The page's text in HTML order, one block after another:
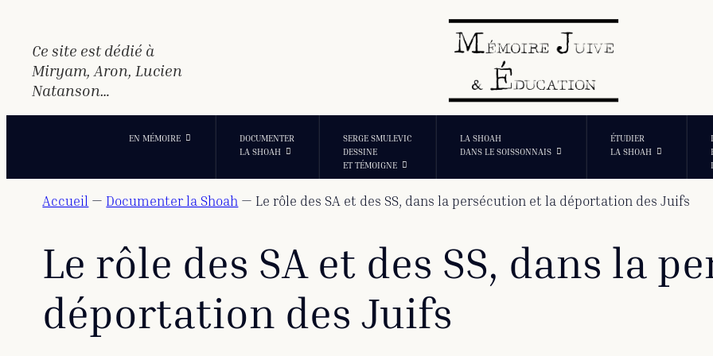
contenu
Ce site est dédié à
Miryam, Aron, Lucien
Natanson…
EN MÉMOIRE
DOCUMENTER
LA SHOAH
SERGE SMULEVIC
DESSINE
ET TÉMOIGNE
LA SHOAH
DANS LE SOISSONNAIS
ÉTUDIER
LA SHOAH
Accueil — Documenter la Shoah — Le rôle des SA et des SS, dans la persécution et la déportation des Juifs
Le rôle des SA et des SS, dans la
déportation des Juifs